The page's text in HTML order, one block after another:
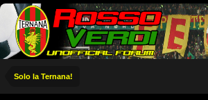
Solo la Ternana!